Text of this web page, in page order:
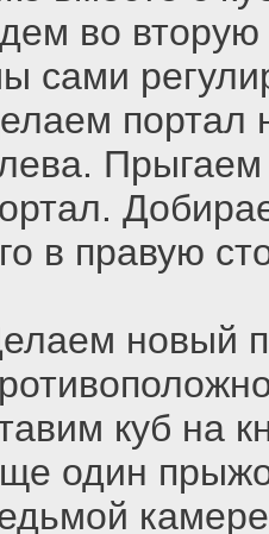
во вторую
сами
портал
Прыгаем
в правую
новый
куб на
один